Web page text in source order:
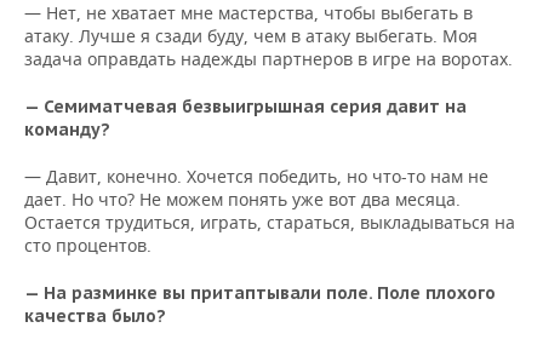
— Нет, не хватает мне мастерства, чтобы выбегать в
атаку. Лучше я сзади буду, чем в атаку выбегать. Моя
задача оправдать надежды партнеров в игре на воротах.
— Семиматчевая безвыигрышная серия давит на
команду?
— Давит, конечно. Хочется победить, но что-то нам не
дает. Но что? Не можем понять уже вот два месяца.
Остается трудиться, играть, стараться, выкладываться на
сто процентов.
— На разминке вы притаптывали поле. Поле плохого
качества было?